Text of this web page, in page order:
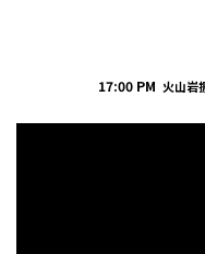
17:00 PM 火山